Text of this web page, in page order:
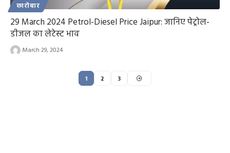
कारोबार
29 March 2024 Petrol-Diesel Price Jaipur: जानिए पेट्रोल-
डीजल का लेटेस्ट भाव
March 29, 2024
1 2 3